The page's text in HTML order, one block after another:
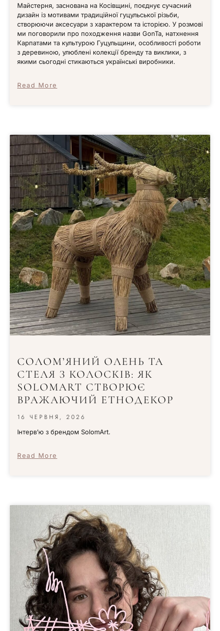
Майстерня, заснована на Косівщині, поєднує сучасний
дизайн із мотивами традиційної гуцульської різьби,
створюючи аксесуари з характером та історією. У розмові
ми поговорили про походження назви GonTa, натхнення
Карпатами та культурою Гуцульщини, особливості роботи
з деревиною, улюблені колекції бренду та виклики, з
якими сьогодні стикаються українські виробники.
Read More
СОЛОМ’ЯНИЙ ОЛЕНЬ ТА
СТЕЛЯ З КОЛОСКІВ: ЯК
SOLOMART СТВОРЮЄ
ВРАЖАЮЧИЙ ЕТНОДЕКОР
16 ЧЕРВНЯ, 2026
Інтервʼю з брендом SolomArt.
Read More